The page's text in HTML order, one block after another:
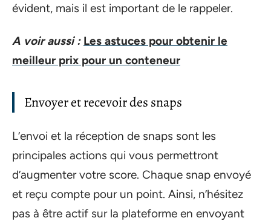
évident, mais il est important de le rappeler.
A voir aussi : Les astuces pour obtenir le
meilleur prix pour un conteneur
Envoyer et recevoir des snaps
L’envoi et la réception de snaps sont les
principales actions qui vous permettront
d’augmenter votre score. Chaque snap envoyé
et reçu compte pour un point. Ainsi, n’hésitez
pas à être actif sur la plateforme en envoyant